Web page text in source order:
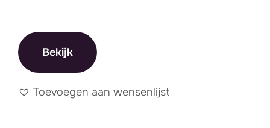
Bekijk
Toevoegen aan wensenlijst